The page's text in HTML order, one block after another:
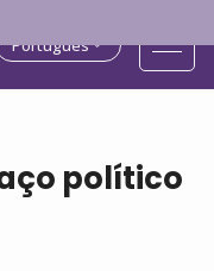
Português
político